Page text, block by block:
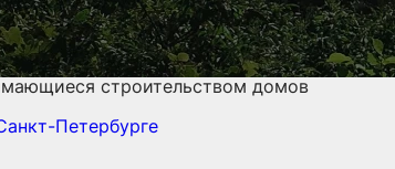
строительством домов
Петербурге